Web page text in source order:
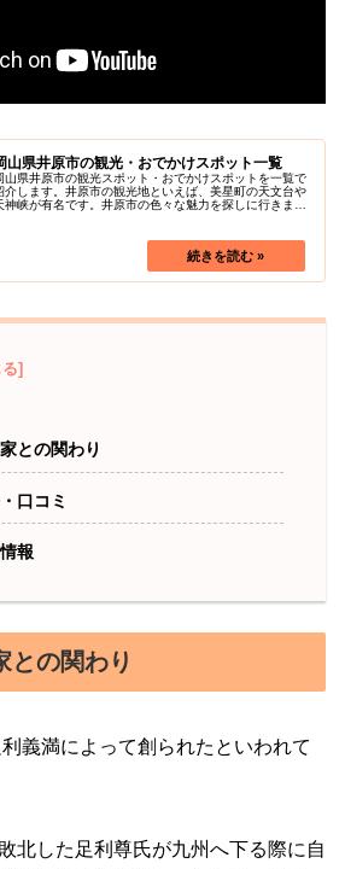
山県井原市の観光・おでかけスポット一覧
山県井原市の観光スポット・おでかけスポットを一覧で
介します。井原市の観光地といえば、美星町の天文台や
神峡が有名です。井原市の色々な魅力を探しに行きまし
との関わり
口コミ
報
との関わり
義満によって創られたといわれて
北した足利尊氏が九州へ下る際に自